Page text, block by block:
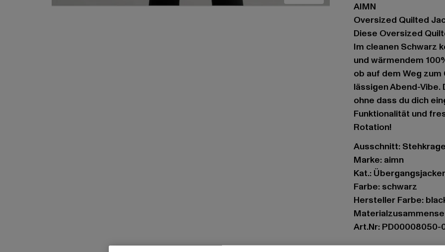
AIMN
Oversized Quilted
Diese Oversized
Im cleanen Schwarz
und wärmendem
ob auf dem Weg
lässigen Abend-
ohne dass du dich
Funktionalität und
Rotation!
Ausschnitt:
Marke: aimn
Kat.:
Farbe: schwarz
Hersteller Farbe:
Art.Nr: PD00008050-